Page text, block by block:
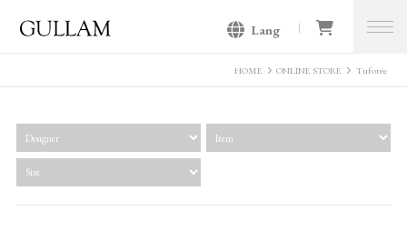
Lang
HOME ONLINE STORE Tuforée